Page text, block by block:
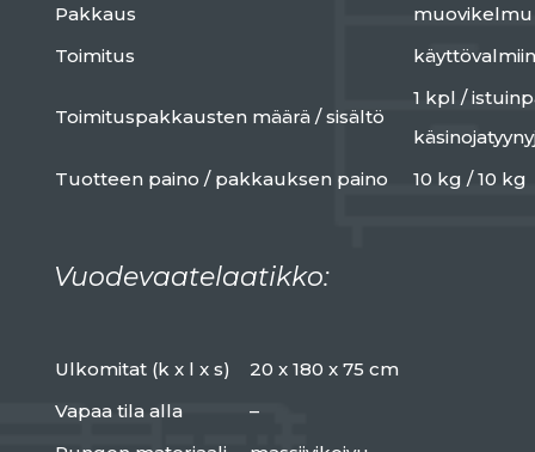
Pakkaus
muovikelmu
Toimitus
Toimituspakkausten määrä / sisältö
1 kpl /
Tuotteen paino / pakkauksen paino
10 kg / 10 kg
Vuodevaatelaatikko:
Ulkomitat (k x l x s)
20 x 180 x 75 cm
Vapaa tila alla
–